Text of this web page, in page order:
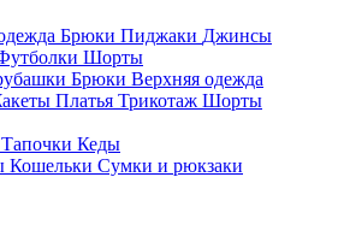
Брюки Пиджаки Джинсы
Шорты
Брюки Верхняя одежда
Платья Трикотаж Шорты
Тапочки Кеды
Кошельки Сумки и рюкзаки